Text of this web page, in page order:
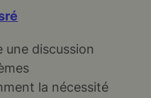
discussion
la nécessité